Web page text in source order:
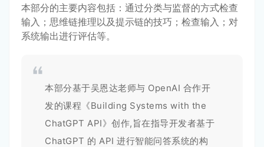
本部分的主要内容包括：通过分类与监督的方式检查
输入；思维链推理以及提示链的技巧；检查输入；对
系统输出进行评估等。
本部分基于吴恩达老师与 OpenAI 合作开
发的课程《Building Systems with the
ChatGPT API》创作,旨在指导开发者基于
ChatGPT 的 API 进行智能问答系统的构